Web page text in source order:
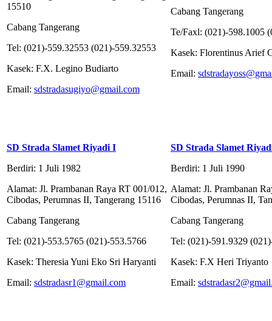
15510
Cabang Tangerang
Tel: (021)-559.32553 (021)-559.32553
Kasek: F.X. Legino Budiarto
Email: sdstradasugiyo@gmail.com
Cabang Tangerang
Te/Faxl: (021)-598.1005
Kasek: Florentinus Arief
Email:
SD Strada Slamet Riyadi I
Berdiri: 1 Juli 1982
Alamat: Jl. Prambanan Raya RT 001/012,
Cibodas, Perumnas II, Tangerang 15116
Cabang Tangerang
Tel: (021)-553.5765 (021)-553.5766
Kasek: Theresia Yuni Eko Sri Haryanti
Email: sdstradasr1@gmail.com
SD Strada Slamet
Berdiri: 1 Juli 1990
Alamat: Jl. Prambanan
Cibodas, Perumnas II,
Cabang Tangerang
Tel: (021)-591.9329
Kasek: F.X Heri Triyanto
Email: